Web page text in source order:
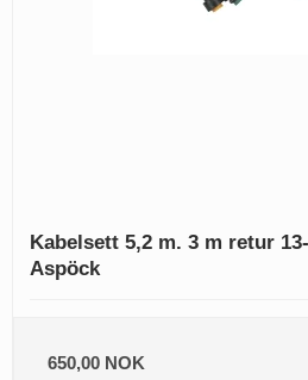
Kabelsett 5,2 m. 3 m retur
Aspöck
650,00 NOK